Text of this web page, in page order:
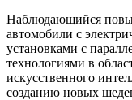
Наблюдающийся
автомобили с
установками с
технологиями в
искусственного
созданию новых